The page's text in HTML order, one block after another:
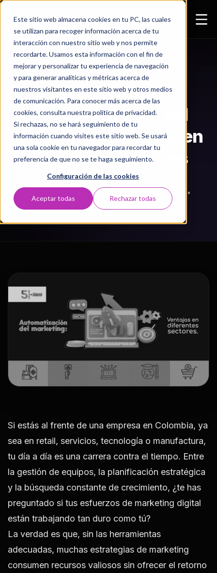
Este sitio web almacena cookies en tu PC, las cuales
se utilizan para recoger información acerca de tu
interacción con nuestro sitio web y nos permite
recordarte. Usamos esta información con el fin de
mejorar y personalizar tu experiencia de navegación
y para generar analíticas y métricas acerca de
nuestros visitantes en este sitio web y otros medios
de comunicación. Para conocer más acerca de las
cookies, consulta nuestra política de privacidad.
Si rechazas, no se hará seguimiento de tu
información cuando visites este sitio web. Se usará
una sola cookie en tu navegador para recordar tu
preferencia de que no se te haga seguimiento.
Configuración de las cookies
Aceptar todas Rechazar todas
Automatización del
marketing: Ventajas en
diferentes sectores
5entidos Agencia Digital 18 diciembre 2025
•
3 min de lectura
Si estás al frente de una empresa en Colombia, ya
sea en retail, servicios, tecnología o manufactura,
tu día a día es una carrera contra el tiempo. Entre
la gestión de equipos, la planificación estratégica
y la búsqueda constante de crecimiento, ¿te has
preguntado si tus esfuerzos de marketing digital
están trabajando tan duro como tú?
La verdad es que, sin las herramientas
adecuadas, muchas estrategias de marketing
consumen recursos valiosos sin ofrecer el retorno